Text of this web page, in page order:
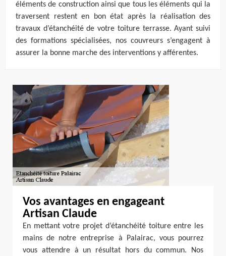
éléments de construction ainsi que tous les éléments qui la
traversent restent en bon état après la réalisation des
travaux d’étanchéité de votre toiture terrasse. Ayant suivi
des formations spécialisées, nos couvreurs s’engagent à
assurer la bonne marche des interventions y afférentes.
Vos avantages en engageant
Artisan Claude
En mettant votre projet d’étanchéité toiture entre les
mains de notre entreprise à Palairac, vous pourrez
vous attendre à un résultat hors du commun. Nos